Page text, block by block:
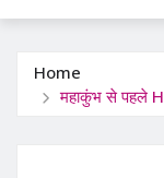
Home
महाकुंभ से पहले